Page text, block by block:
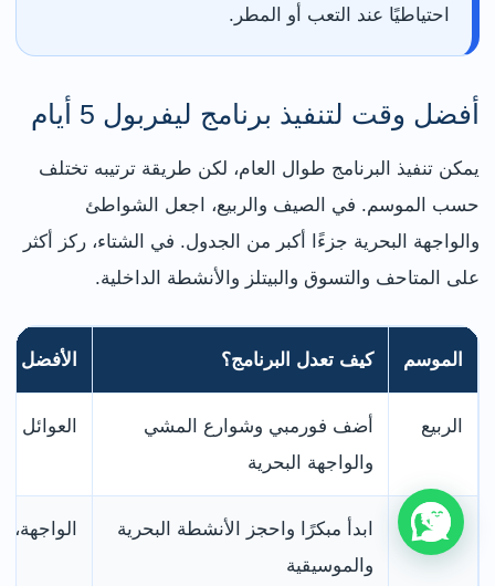
احتياطيًا عند التعب أو المطر.
أفضل وقت لتنفيذ برنامج ليفربول 5 أيام
يمكن تنفيذ البرنامج طوال العام، لكن طريقة ترتيبه تختلف
حسب الموسم. في الصيف والربيع، اجعل الشواطئ
والواجهة البحرية جزءًا أكبر من الجدول. في الشتاء، ركز أكثر
على المتاحف والتسوق والبيتلز والأنشطة الداخلية.
الموسم كيف تعدل البرنامج؟ الأفضل
الربيع
أضف فورمبي وشوارع المشي
والواجهة البحرية
العوائل
الصيف
ابدأ مبكرًا واحجز الأنشطة البحرية
والموسيقية